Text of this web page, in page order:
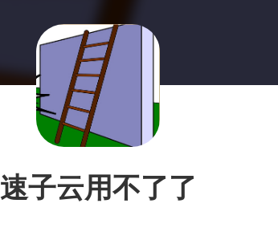
速子云用不了了